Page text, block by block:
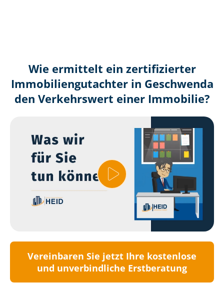
Wie ermittelt ein zertifizierter
Immobilien­gutachter in Geschwenda
den Verkehrswert einer Immobilie?
Vereinbaren Sie jetzt Ihre kostenlose
und unverbindliche Erstberatung